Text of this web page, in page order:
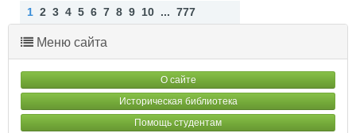
1 2 3 4 5 6 7 8 9 10 ... 777
Меню сайта
О сайте
Историческая библиотека
Помощь студентам